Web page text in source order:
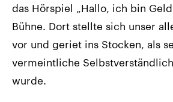
das Hörspiel „Hallo, ich bin
Bühne. Dort stellte sich unser
vor und geriet ins Stocken, als
vermeintliche
wurde.